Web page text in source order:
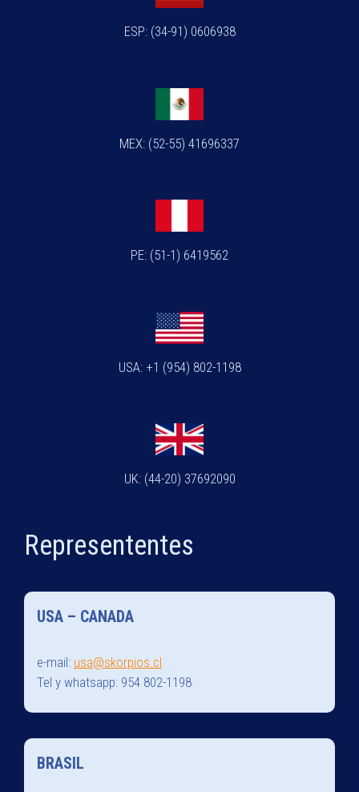
ESP: (34-91) 0606938
MEX: (52-55) 41696337
PE: (51-1) 6419562
USA: +1 (954) 802-1198
UK: (44-20) 37692090
Represententes
USA – CANADA
e-mail: usa@skorpios.cl
Tel y whatsapp: 954 802-1198
BRASIL